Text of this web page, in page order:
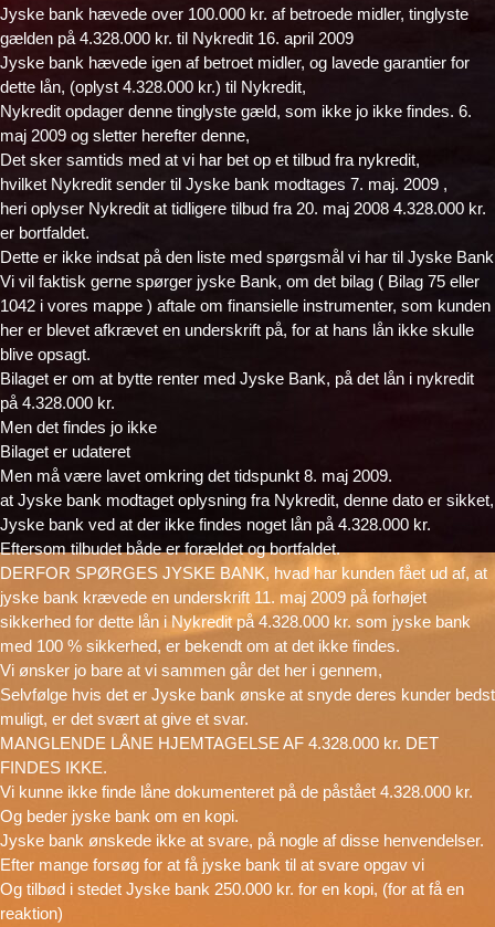
Jyske bank hævede over 100.000 kr. af betroede midler, tinglyste
gælden på 4.328.000 kr. til Nykredit 16. april 2009
Jyske bank hævede igen af betroet midler, og lavede garantier for
dette lån, (oplyst 4.328.000 kr.) til Nykredit,
Nykredit opdager denne tinglyste gæld, som ikke jo ikke findes. 6.
maj 2009 og sletter herefter denne,
Det sker samtids med at vi har bet op et tilbud fra nykredit,
hvilket Nykredit sender til Jyske bank modtages 7. maj. 2009 ,
heri oplyser Nykredit at tidligere tilbud fra 20. maj 2008 4.328.000 kr.
er bortfaldet.
Dette er ikke indsat på den liste med spørgsmål vi har til Jyske Bank
Vi vil faktisk gerne spørger jyske Bank, om det bilag ( Bilag 75 eller
1042 i vores mappe ) aftale om finansielle instrumenter, som kunden
her er blevet afkrævet en underskrift på, for at hans lån ikke skulle
blive opsagt.
Bilaget er om at bytte renter med Jyske Bank, på det lån i nykredit
på 4.328.000 kr.
Men det findes jo ikke
Bilaget er udateret
Men må være lavet omkring det tidspunkt 8. maj 2009.
at Jyske bank modtaget oplysning fra Nykredit, denne dato er sikket,
Jyske bank ved at der ikke findes noget lån på 4.328.000 kr.
Eftersom tilbudet både er forældet og bortfaldet.
DERFOR SPØRGES JYSKE BANK, hvad har kunden fået ud af, at
jyske bank krævede en underskrift 11. maj 2009 på forhøjet
sikkerhed for dette lån i Nykredit på 4.328.000 kr. som jyske bank
med 100 % sikkerhed, er bekendt om at det ikke findes.
Vi ønsker jo bare at vi sammen går det her i gennem,
Selvfølge hvis det er Jyske bank ønske at snyde deres kunder bedst
muligt, er det svært at give et svar.
MANGLENDE LÅNE HJEMTAGELSE AF 4.328.000 kr. DET
FINDES IKKE.
Vi kunne ikke finde låne dokumenteret på de påstået 4.328.000 kr.
Og beder jyske bank om en kopi.
Jyske bank ønskede ikke at svare, på nogle af disse henvendelser.
Efter mange forsøg for at få jyske bank til at svare opgav vi
Og tilbød i stedet Jyske bank 250.000 kr. for en kopi, (for at få en
reaktion)